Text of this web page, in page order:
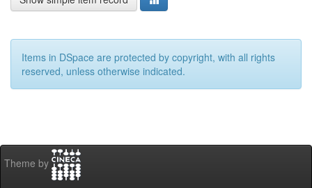
Items in DSpace are protected by copyright, with all rights
reserved, unless otherwise indicated.
Theme by